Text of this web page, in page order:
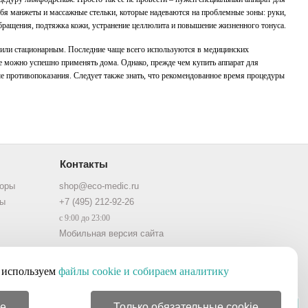
манжеты и массажные стельки, которые надеваются на проблемные зоны: руки,
подтяжка кожи, устранение целлюлита и повышение жизненного тонуса.
или стационарным. Последние чаще всего используются в медицинских
можно успешно применять дома. Однако, прежде чем купить аппарат для
Следует также знать, что рекомендованное время процедуры
Контакты
shop@eco-medic.ru
+7 (495) 212-92-26
с 9:00 до 23:00
Мобильная версия сайта
файлы cookie и собираем аналитику